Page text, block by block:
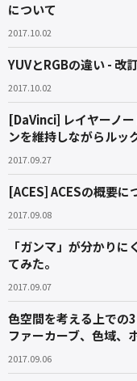
について
2017.10.02
YUVとRGBの違い - 改
2017.10.02
[DaVinci] レイヤーノ
ンを維持しながらルッ
2017.09.27
[ACES] ACESの概要に
2017.09.08
「ガンマ」が分かりに
てみた。
2017.09.07
色空間を考える上での
ファーカーブ、色域、
2017.09.06